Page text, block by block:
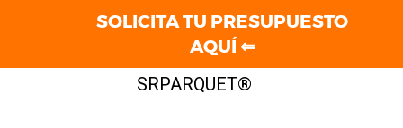
SRPARQUET®
SOLICITA TU PRESUPUESTO
AQUÍ ⇐